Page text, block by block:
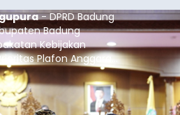
- DPRD Badung
Badung
Kebijakan
Plafon Anggaran
Anggaran 2027 dalam
di Gedung DPRD